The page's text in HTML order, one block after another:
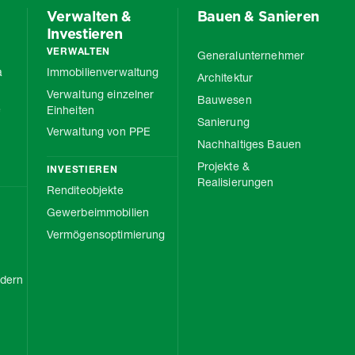
Verwalten &
Investieren
VERWALTEN
Immobilienverwaltung
Verwaltung einzelner
Einheiten
Verwaltung von PPE
INVESTIEREN
Renditeobjekte
Gewerbeimmobilien
Vermögensoptimierung
Bauen & Sanieren
Generalunternehmer
Architektur
Bauwesen
Sanierung
Nachhaltiges Bauen
Projekte &
Realisierungen